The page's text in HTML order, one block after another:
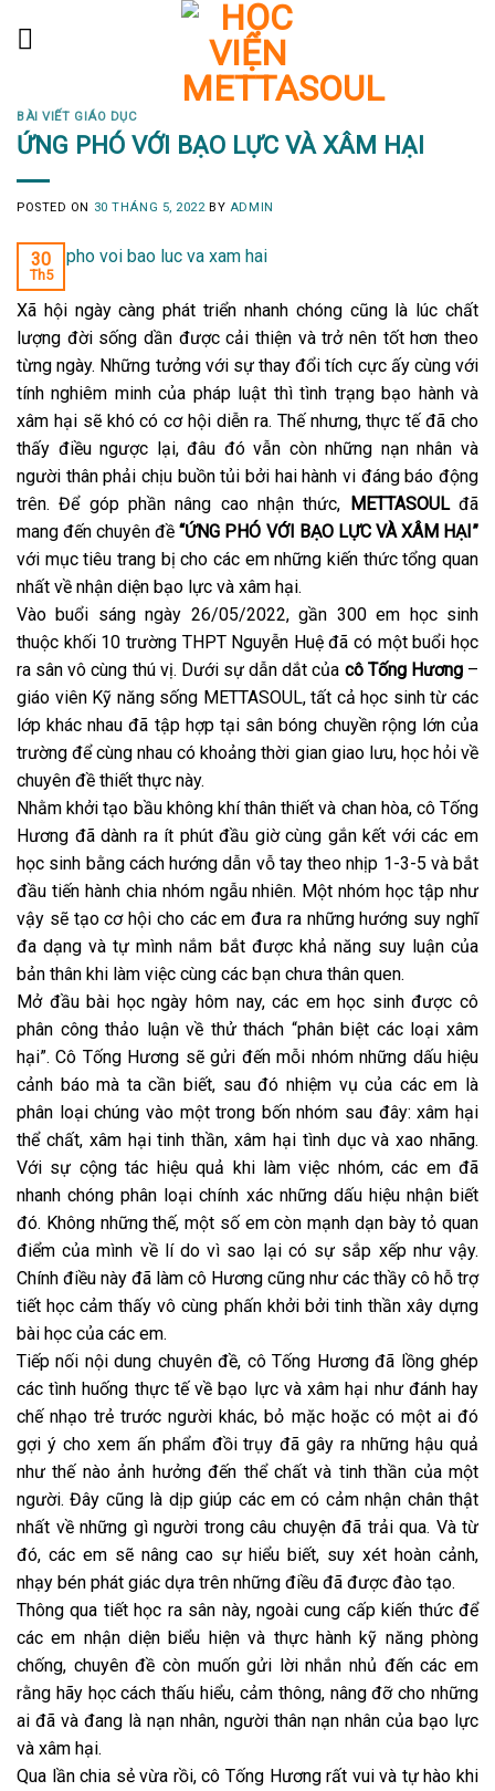
BÀI VIẾT GIÁO DỤC
ỨNG PHÓ VỚI BẠO LỰC VÀ XÂM HẠI
POSTED ON 30 THÁNG 5, 2022 BY ADMIN
30
Th5
Xã hội ngày càng phát triển nhanh chóng cũng là lúc chất
lượng đời sống dần được cải thiện và trở nên tốt hơn theo
từng ngày. Những tưởng với sự thay đổi tích cực ấy cùng với
tính nghiêm minh của pháp luật thì tình trạng bạo hành và
xâm hại sẽ khó có cơ hội diễn ra. Thế nhưng, thực tế đã cho
thấy điều ngược lại, đâu đó vẫn còn những nạn nhân và
người thân phải chịu buồn tủi bởi hai hành vi đáng báo động
trên. Để góp phần nâng cao nhận thức, METTASOULđã
mang đến chuyên đề“ỨNG PHÓ VỚI BẠO LỰC VÀ XÂM HẠI”
với mục tiêu trang bị cho các em những kiến thức tổng quan
nhất về nhận diện bạo lực và xâm hại.
Vào buổi sáng ngày 26/05/2022, gần 300 em học sinh
thuộc khối 10 trường THPT Nguyễn Huệ đã có một buổi học
ra sân vô cùng thú vị. Dưới sự dẫn dắt của cô Tống Hương–
giáo viên Kỹ năng sống METTASOUL, tất cả học sinh từ các
lớp khác nhau đã tập hợp tại sân bóng chuyền rộng lớn của
trường để cùng nhau có khoảng thời gian giao lưu, học hỏi về
chuyên đề thiết thực này.
Nhằm khởi tạo bầu không khí thân thiết và chan hòa, cô Tống
Hương đã dành ra ít phút đầu giờ cùng gắn kết với các em
học sinh bằng cách hướng dẫn vỗ tay theo nhịp 1-3-5 và bắt
đầu tiến hành chia nhóm ngẫu nhiên. Một nhóm học tập như
vậy sẽ tạo cơ hội cho các em đưa ra những hướng suy nghĩ
đa dạng và tự mình nắm bắt được khả năng suy luận của
bản thân khi làm việc cùng các bạn chưa thân quen.
Mở đầu bài học ngày hôm nay, các em học sinh được cô
phân công thảo luận về thử thách “phân biệt các loại xâm
hại”. Cô Tống Hương sẽ gửi đến mỗi nhóm những dấu hiệu
cảnh báo mà ta cần biết, sau đó nhiệm vụ của các em là
phân loại chúng vào một trong bốn nhóm sau đây: xâm hại
thể chất, xâm hại tinh thần, xâm hại tình dục và xao nhãng.
Với sự cộng tác hiệu quả khi làm việc nhóm, các em đã
nhanh chóng phân loại chính xác những dấu hiệu nhận biết
đó. Không những thế, một số em còn mạnh dạn bày tỏ quan
điểm của mình về lí do vì sao lại có sự sắp xếp như vậy.
Chính điều này đã làm cô Hương cũng như các thầy cô hỗ trợ
tiết học cảm thấy vô cùng phấn khởi bởi tinh thần xây dựng
bài học của các em.
Tiếp nối nội dung chuyên đề, cô Tống Hương đã lồng ghép
các tình huống thực tế về bạo lực và xâm hại như đánh hay
chế nhạo trẻ trước người khác, bỏ mặc hoặc có một ai đó
gợi ý cho xem ấn phẩm đồi trụy đã gây ra những hậu quả
như thế nào ảnh hưởng đến thể chất và tinh thần của một
người. Đây cũng là dịp giúp các em có cảm nhận chân thật
nhất về những gì người trong câu chuyện đã trải qua. Và từ
đó, các em sẽ nâng cao sự hiểu biết, suy xét hoàn cảnh,
nhạy bén phát giác dựa trên những điều đã được đào tạo.
Thông qua tiết học ra sân này, ngoài cung cấp kiến thức để
các em nhận diện biểu hiện và thực hành kỹ năng phòng
chống, chuyên đề còn muốn gửi lời nhắn nhủ đến các em
rằng hãy học cách thấu hiểu, cảm thông, nâng đỡ cho những
ai đã và đang là nạn nhân, người thân nạn nhân của bạo lực
và xâm hại.
Qua lần chia sẻ vừa rồi, cô Tống Hương rất vui và tự hào khi